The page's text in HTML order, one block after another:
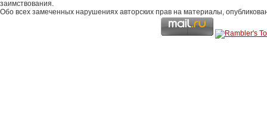
заимствования.
Обо всех замеченных нарушениях авторских прав на материалы,